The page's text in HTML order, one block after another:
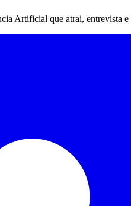
Artificial que atrai, entrevista